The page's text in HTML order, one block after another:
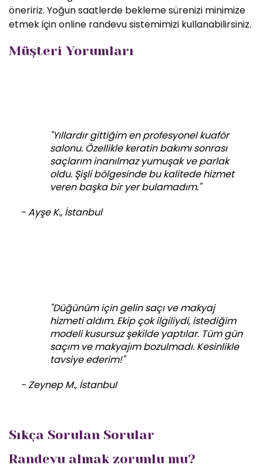
öneririz. Yoğun saatlerde bekleme sürenizi minimize
etmek için online randevu sistemimizi kullanabilirsiniz.
Müşteri Yorumları
"Yıllardır gittiğim en profesyonel kuaför
salonu. Özellikle keratin bakımı sonrası
saçlarım inanılmaz yumuşak ve parlak
oldu. Şişli bölgesinde bu kalitede hizmet
veren başka bir yer bulamadım."
- Ayşe K., İstanbul
"Düğünüm için gelin saçı ve makyaj
hizmeti aldım. Ekip çok ilgiliydi, istediğim
modeli kusursuz şekilde yaptılar. Tüm gün
saçım ve makyajım bozulmadı. Kesinlikle
tavsiye ederim!"
- Zeynep M., İstanbul
Sıkça Sorulan Sorular
Randevu almak zorunlu mu?